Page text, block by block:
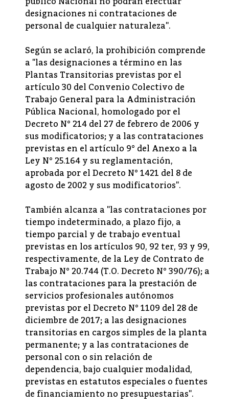
designaciones ni contrataciones de
personal de cualquier naturaleza".
Según se aclaró, la prohibición comprende
a "las designaciones a término en las
Plantas Transitorias previstas por el
artículo 30 del Convenio Colectivo de
Trabajo General para la Administración
Pública Nacional, homologado por el
Decreto N° 214 del 27 de febrero de 2006 y
sus modificatorios; y a las contrataciones
previstas en el artículo 9° del Anexo a la
Ley N° 25.164 y su reglamentación,
aprobada por el Decreto N° 1421 del 8 de
agosto de 2002 y sus modificatorios".
También alcanza a "las contrataciones por
tiempo indeterminado, a plazo fijo, a
tiempo parcial y de trabajo eventual
previstas en los artículos 90, 92 ter, 93 y 99,
respectivamente, de la Ley de Contrato de
Trabajo N° 20.744 (T.O. Decreto N° 390/76); a
las contrataciones para la prestación de
servicios profesionales autónomos
previstas por el Decreto N° 1109 del 28 de
diciembre de 2017; a las designaciones
transitorias en cargos simples de la planta
permanente; y a las contrataciones de
personal con o sin relación de
dependencia, bajo cualquier modalidad,
previstas en estatutos especiales o fuentes
de financiamiento no presupuestarias".